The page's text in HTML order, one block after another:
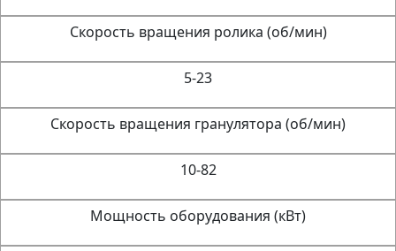
Скорость вращения ролика (об/мин)
5-23
Скорость вращения гранулятора (об/мин)
10-82
Мощность оборудования (кВт)